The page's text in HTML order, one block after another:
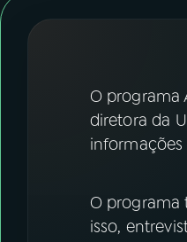
FESTIVAL DE
ACOMPANHE A RÁDIO
Instagram
O programa
diretora da
O programa
isso,